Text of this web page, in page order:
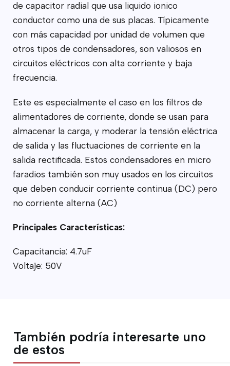
de capacitor radial que usa liquido ionico
conductor como una de sus placas. Típicamente
con más capacidad por unidad de volumen que
otros tipos de condensadores, son valiosos en
circuitos eléctricos con alta corriente y baja
frecuencia.
Este es especialmente el caso en los filtros de
alimentadores de corriente, donde se usan para
almacenar la carga, y moderar la tensión eléctrica
de salida y las fluctuaciones de corriente en la
salida rectificada. Estos condensadores en micro
faradios también son muy usados en los circuitos
que deben conducir corriente continua (DC) pero
no corriente alterna (AC)
Principales Características:
Capacitancia: 4.7uF
Voltaje: 50V
También podría interesarte uno
de estos